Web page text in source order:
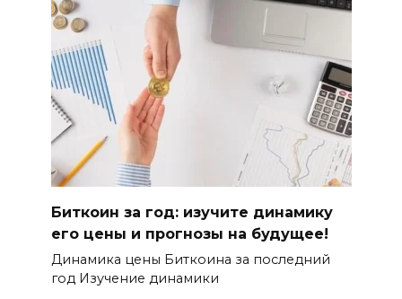
Биткоин за год: изучите динамику
его цены и прогнозы на будущее!
Динамика цены Биткоина за послeдний
год Изучение динамики